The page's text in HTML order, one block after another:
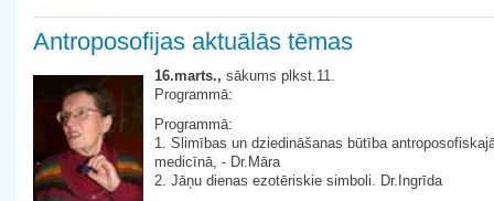
Antroposofijas aktuālās tēmas
16.marts., sākums plkst.11.
Programmā:
Programmā:
1. Slimības un dziedināšanas būtība
medicīnā, - Dr.Māra
2. Jāņu dienas ezotēriskie simboli. Dr.Ingrīda